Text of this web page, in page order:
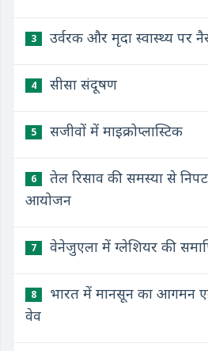
3 उर्वरक और मृदा स्वास्थ्य पर
4 सीसा संदूषण
5 सजीवों में माइक्रोप्लास्टिक
6
​तेल रिसाव की समस्या से
आयोजन
7 ​वेनेजुएला में ग्लेशियर की
8
​भारत में मानसून का आगमन
वेव